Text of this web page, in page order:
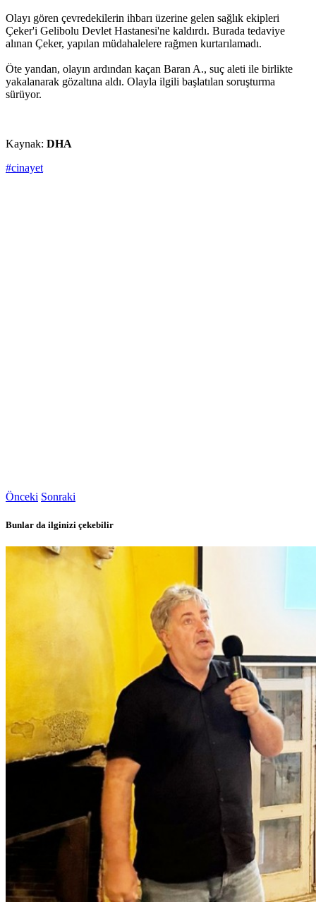
Olayı gören çevredekilerin ihbarı üzerine gelen sağlık ekipleri
Çeker'i Gelibolu Devlet Hastanesi'ne kaldırdı. Burada tedaviye
alınan Çeker, yapılan müdahalelere rağmen kurtarılamadı.
Öte yandan, olayın ardından kaçan Baran A., suç aleti ile birlikte
yakalanarak gözaltına aldı. Olayla ilgili başlatılan soruşturma
sürüyor.
Kaynak: DHA
#cinayet
Önceki Sonraki
Bunlar da ilginizi çekebilir